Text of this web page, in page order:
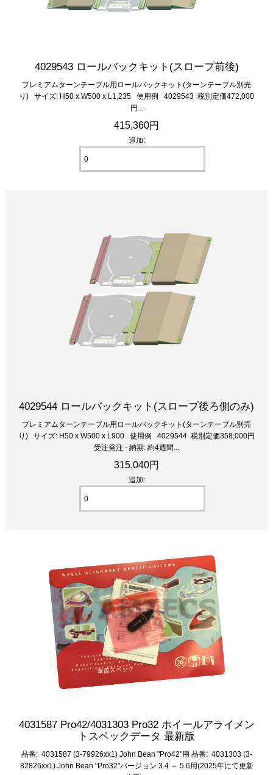
4029543 ロールバックキット(スロープ前後)
プレミアムターンテーブル用ロールバックキット(ターンテーブル別売
り) サイズ: H50 x W500 x L1,235 使用例 4029543 税別定価472,000
円...
415,360円
追加:
4029544 ロールバックキット(スロープ後ろ側のみ)
プレミアムターンテーブル用ロールバックキット(ターンテーブル別売
り) サイズ: H50 x W500 x L900 使用例 4029544 税別定価358,000円
受注発注 - 納期: 約4週間...
315,040円
追加:
4031587 Pro42/4031303 Pro32 ホイールアライメン
トスペックデータ 最新版
品番: 4031587 (3-79926xx1) John Bean "Pro42"用 品番: 4031303 (3-
82826xx1) John Bean "Pro32"バージョン 3.4 ～ 5.6用(2025年にて更新